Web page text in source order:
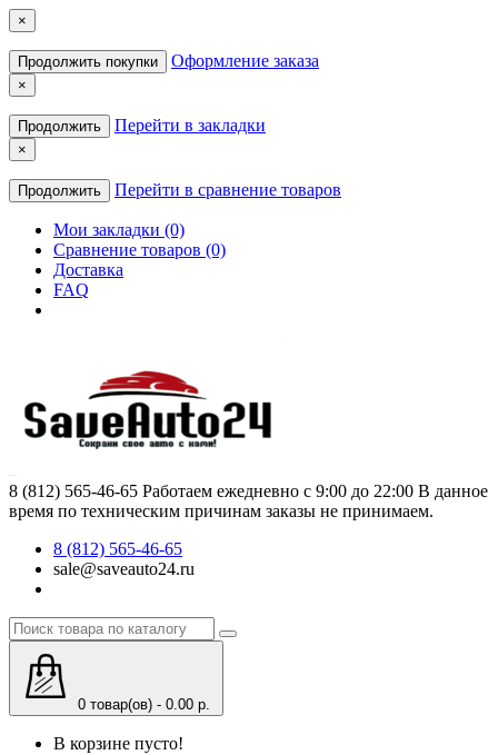
×
Продолжить покупки Оформление заказа
×
Продолжить Перейти в закладки
×
Продолжить Перейти в сравнение товаров
Мои закладки (0)
Сравнение товаров (0)
Доставка
FAQ
8 (812) 565-46-65 Работаем ежедневно с 9:00 до 22:00 В данное
время по техническим причинам заказы не принимаем.
8 (812) 565-46-65
sale@saveauto24.ru
0 товар(ов) - 0.00 р.
В корзине пусто!